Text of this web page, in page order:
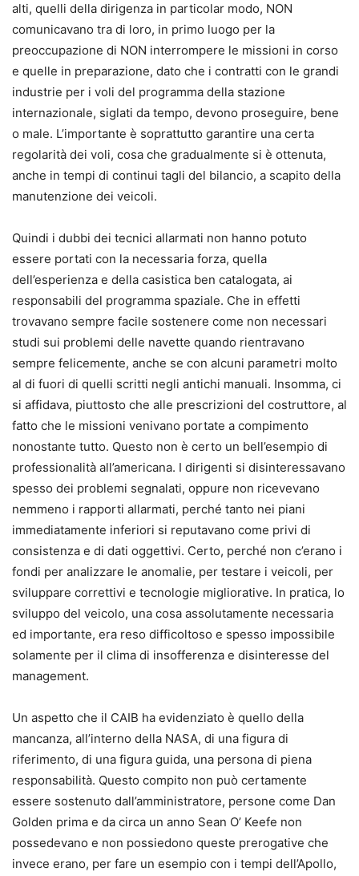
alti, quelli della dirigenza in particolar modo, NON
comunicavano tra di loro, in primo luogo per la
preoccupazione di NON interrompere le missioni in corso
e quelle in preparazione, dato che i contratti con le grandi
industrie per i voli del programma della stazione
internazionale, siglati da tempo, devono proseguire, bene
o male. L’importante è soprattutto garantire una certa
regolarità dei voli, cosa che gradualmente si è ottenuta,
anche in tempi di continui tagli del bilancio, a scapito della
manutenzione dei veicoli.
Quindi i dubbi dei tecnici allarmati non hanno potuto
essere portati con la necessaria forza, quella
dell’esperienza e della casistica ben catalogata, ai
responsabili del programma spaziale. Che in effetti
trovavano sempre facile sostenere come non necessari
studi sui problemi delle navette quando rientravano
sempre felicemente, anche se con alcuni parametri molto
al di fuori di quelli scritti negli antichi manuali. Insomma, ci
si affidava, piuttosto che alle prescrizioni del costruttore, al
fatto che le missioni venivano portate a compimento
nonostante tutto. Questo non è certo un bell’esempio di
professionalità all’americana. I dirigenti si disinteressavano
spesso dei problemi segnalati, oppure non ricevevano
nemmeno i rapporti allarmati, perché tanto nei piani
immediatamente inferiori si reputavano come privi di
consistenza e di dati oggettivi. Certo, perché non c’erano i
fondi per analizzare le anomalie, per testare i veicoli, per
sviluppare correttivi e tecnologie migliorative. In pratica, lo
sviluppo del veicolo, una cosa assolutamente necessaria
ed importante, era reso difficoltoso e spesso impossibile
solamente per il clima di insofferenza e disinteresse del
management.
Un aspetto che il CAIB ha evidenziato è quello della
mancanza, all’interno della NASA, di una figura di
riferimento, di una figura guida, una persona di piena
responsabilità. Questo compito non può certamente
essere sostenuto dall’amministratore, persone come Dan
Golden prima e da circa un anno Sean O’ Keefe non
possedevano e non possiedono queste prerogative che
invece erano, per fare un esempio con i tempi dell’Apollo,